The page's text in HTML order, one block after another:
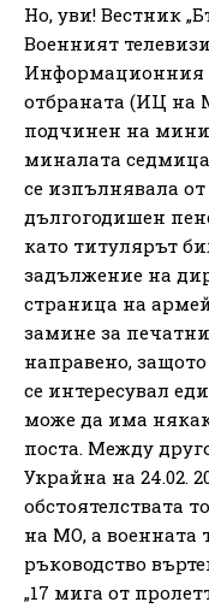
Но, уви! Вестник
Военният
Информационния
отбраната (ИЦ на
подчинен на
миналата
се изпълнявала
дългогодишен
като титулярът
задължение на
страница на
замине за
направено,
се интересувал
може да има
поста. Между
Украйна на 24.02.
обстоятелствата
на МО, а военната
ръководство
„17 мига от